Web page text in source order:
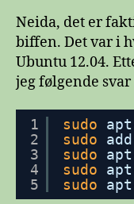
Neida, det er
biffen. Det var i
Ubuntu 12.04.
jeg følgende
1
2
3
4
5
sudo
sudo
sudo
sudo
sudo